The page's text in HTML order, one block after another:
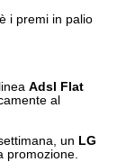
i premi in palio
Adsl Flat
al
un LG
promozione.